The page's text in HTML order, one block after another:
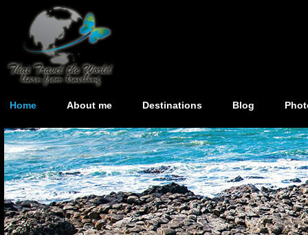
Home About me Destinations Blog